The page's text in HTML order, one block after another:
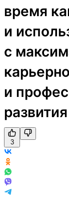
время
и
с
и
развития
3